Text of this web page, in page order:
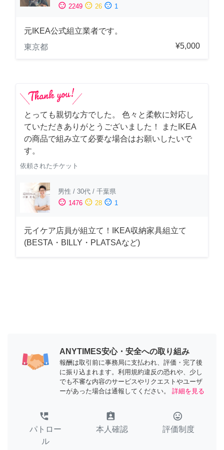
sentiment_satisfied 2249 sentiment_neutral 26 sentiment_dissatisfied 1
元IKEA公式組立業者です。
東京都
¥5,000
とっても親切な方でした。 色々と柔軟に対応し
ていただきありがとうございました！ またIKEA
の商品で組み立て必要な場合はお願いしたいで
す。
依頼されたチケット
男性 / 30代 / 千葉県
sentiment_satisfied 1476 sentiment_neutral 28 sentiment_dissatisfied 1
元イケア店員が組立て！IKEA収納家具組立て
(BESTA・BILLY・PLATSAなど)
ANYTIMES安心・安全への取り組み
報酬は取引前に事務局に支払われ、評価・完了後
に振り込まれます。利用規約違反の恐れや、少し
でも不審な内容のサービスやリクエストやユーザ
ーがあった場合は通報してください。
詳細を見る
perm_phone_msg
パトロー
ル
assignment_ind
本人確認
tag_faces
評価制度